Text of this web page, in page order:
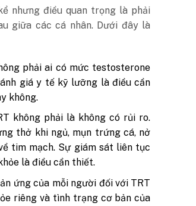
nhưng điều quan trọng là phải
giữa các cá nhân. Dưới đây là
phải ai có mức testosterone
giá y tế kỹ lưỡng là điều cần
không.
không phải là không có rủi ro.
thở khi ngủ, mụn trứng cá, nở
tim mạch. Sự giám sát liên tục
là điều cần thiết.
ứng của mỗi người đối với TRT
riêng và tình trạng cơ bản của